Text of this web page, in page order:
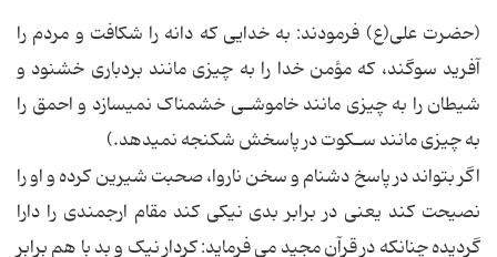
(حضرت علی(ع) فرمودند: به خدایی که دانه را شکافت و مردم را
آفرید سوگند، که مؤمن خدا را به چیزی مانند بردباری خشنود و
شیطان را به چیزی مانند خاموشـی خشمناک نمیسازد و احمق را
به چیزی مانند سـکوت در پاسخش شکنجه نمیدهد.)
اگر بتواند در پاسخ دشنام و سخن ناروا، صحبت شیرین کرده و او را
نصیحت کند یعنی در برابر بدی نیکی کند مقام ارجمندی را دارا
گردیده چنانکه در قرآن مجید می فرماید: کردار نیک و بد با هم برابر